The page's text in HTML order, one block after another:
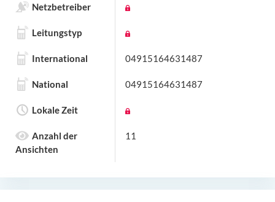
Netzbetreiber
Leitungstyp
International 04915164631487
National 04915164631487
Lokale Zeit
Anzahl der
Ansichten
11